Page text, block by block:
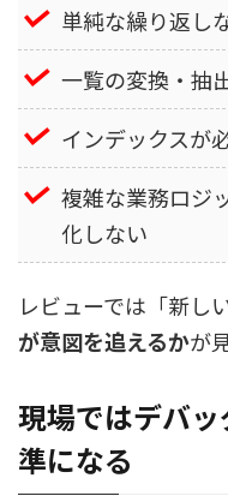
単純な繰り返し
一覧の変換・抽
インデックスが
複雑な業務ロジ
化しない
レビューでは「新し
が意図を追えるかが
現場ではデバ
準になる